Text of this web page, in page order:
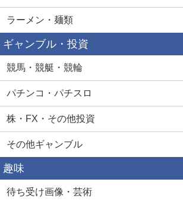
ラーメン・麺類
ギャンブル・投資
競馬・競艇・競輪
パチンコ・パチスロ
株・FX・その他投資
その他ギャンブル
趣味
待ち受け画像・芸術